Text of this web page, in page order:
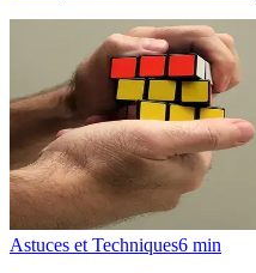
Astuces et Techniques6 min